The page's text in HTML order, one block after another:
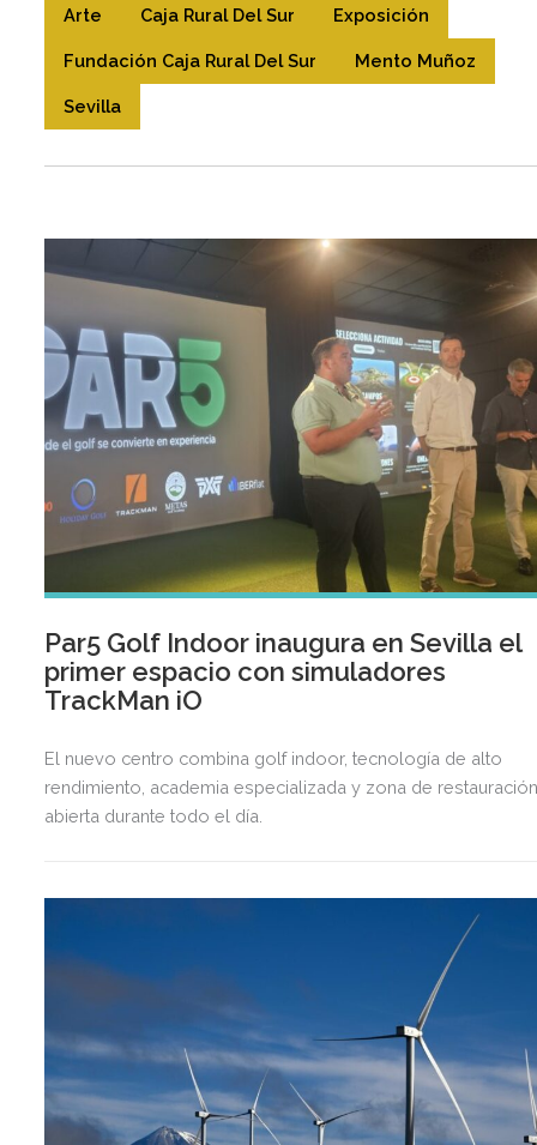
Arte Caja Rural Del Sur Exposición
Fundación Caja Rural Del Sur Mento Muñoz
Sevilla
Par5 Golf Indoor inaugura en Sevilla el
primer espacio con simuladores
TrackMan iO
El nuevo centro combina golf indoor, tecnología de alto
rendimiento, academia especializada y zona de
abierta durante todo el día.